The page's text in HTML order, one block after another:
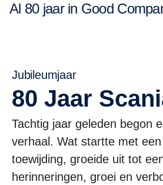
Al 80 jaar in Good
Jubileumjaar
80 Jaar
Tachtig jaar geleden begon
verhaal. Wat startte met een
toewijding, groeide uit tot
herinneringen, groei en